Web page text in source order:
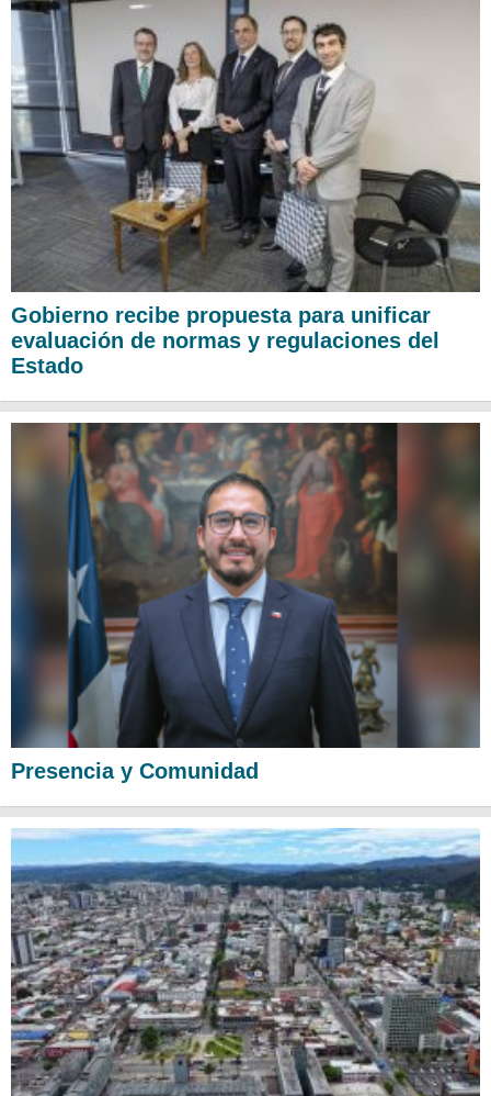
Gobierno recibe propuesta para unificar
evaluación de normas y regulaciones del
Estado
Presencia y Comunidad